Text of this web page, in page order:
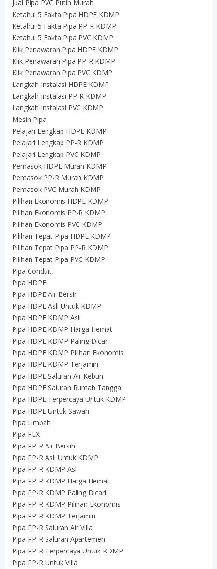
Jual Pipa PVC Putih Murah
Ketahui 5 Fakta Pipa HDPE KDMP
Ketahui 5 Fakta Pipa PP-R KDMP
Ketahui 5 Fakta Pipa PVC KDMP
Klik Penawaran Pipa HDPE KDMP
Klik Penawaran Pipa PP-R KDMP
Klik Penawaran Pipa PVC KDMP
Langkah Instalasi HDPE KDMP
Langkah Instalasi PP-R KDMP
Langkah Instalasi PVC KDMP
Mesin Pipa
Pelajari Lengkap HDPE KDMP
Pelajari Lengkap PP-R KDMP
Pelajari Lengkap PVC KDMP
Pemasok HDPE Murah KDMP
Pemasok PP-R Murah KDMP
Pemasok PVC Murah KDMP
Pilihan Ekonomis HDPE KDMP
Pilihan Ekonomis PP-R KDMP
Pilihan Ekonomis PVC KDMP
Pilihan Tepat Pipa HDPE KDMP
Pilihan Tepat Pipa PP-R KDMP
Pilihan Tepat Pipa PVC KDMP
Pipa Conduit
Pipa HDPE
Pipa HDPE Air Bersih
Pipa HDPE Asli Untuk KDMP
Pipa HDPE KDMP Asli
Pipa HDPE KDMP Harga Hemat
Pipa HDPE KDMP Paling Dicari
Pipa HDPE KDMP Pilihan Ekonomis
Pipa HDPE KDMP Terjamin
Pipa HDPE Saluran Air Kebun
Pipa HDPE Saluran Rumah Tangga
Pipa HDPE Terpercaya Untuk KDMP
Pipa HDPE Untuk Sawah
Pipa Limbah
Pipa PEX
Pipa PP-R Air Bersih
Pipa PP-R Asli Untuk KDMP
Pipa PP-R KDMP Asli
Pipa PP-R KDMP Harga Hemat
Pipa PP-R KDMP Paling Dicari
Pipa PP-R KDMP Pilihan Ekonomis
Pipa PP-R KDMP Terjamin
Pipa PP-R Saluran Air Villa
Pipa PP-R Saluran Apartemen
Pipa PP-R Terpercaya Untuk KDMP
Pipa PP-R Untuk Villa